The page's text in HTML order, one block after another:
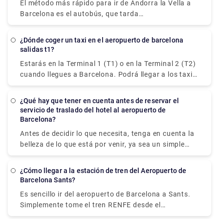
tranquilos, ¡no lo piense dos veces antes de visitar
equipaje. En Rydeu nos hemos especializado en
traslados privados al aeropuerto de Barcelona con
Evite las largas filas de taxis en el aeropuerto
reservando su traslado a Barcelona utilizando
nuestro sistema de reservas sencillo y fácil de usar.
Su conductor lo recibirá en el punto de encuentro,
El método más rápido para ir de Andorra la Vella a
Barcelona es el autobús, que tarda
aproximadamente 3 horas y 15 minutos.
¿Dónde coger un taxi en el aeropuerto de barcelona
salidas t1?
Estarás en la Terminal 1 (T1) o en la Terminal 2 (T2)
cuando llegues a Barcelona. Podrá llegar a los taxis
siguiendo el cartel de la zona de transporte y taxis,
idiomas y con un icono de coche/autobús, después
de llegar y pasar por el área de recogida de
reservar previamente un traslado privado o un
servicio de transporte para que lo recoja en el
nuestros conductores bilingües que lo recibirán en
el reclamo de equipaje y lo ayudarán a llevar sus
cosas al automóvil que espera. Cumpliendo con su
presupuesto, se adaptará a su viaje y tenga la
¿Qué hay que tener en cuenta antes de reservar el
servicio de traslado del hotel al aeropuerto de
Barcelona?
Antes de decidir lo que necesita, tenga en cuenta la
belleza de lo que está por venir, ya sea un simple
regreso a un barrio que desea ver de cerca o un
al Parque de Atracciones Tibidabo para
el vasto Parque Natural de la Serra de Collserola
con un autobús fletado, o reserve un sedán para
¿Cómo llegar a la estación de tren del Aeropuerto de
Barcelona Sants?
Es sencillo ir del aeropuerto de Barcelona a Sants.
Simplemente tome el tren RENFE desde el
aeropuerto de Barcelona hasta la Estació de Sants